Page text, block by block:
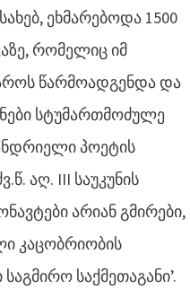
ეხმარებოდა 1500
რომელიც იმ
წარმოადგენდა და
სტუმართმოძულე
პოეტის
აღ. III საუკუნის
არიან გმირები,
კაცობრიობის
საქმეთაგანი’.